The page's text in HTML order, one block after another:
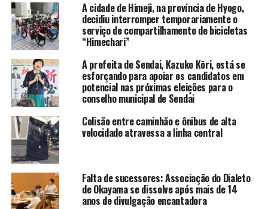
A cidade de Himeji, na província de Hyogo,
decidiu interromper temporariamente o
serviço de compartilhamento de bicicletas
“Himechari”
A prefeita de Sendai, Kazuko Kōri, está se
esforçando para apoiar os candidatos em
potencial nas próximas eleições para o
conselho municipal de Sendai
Colisão entre caminhão e ônibus de alta
velocidade atravessa a linha central
Falta de sucessores: Associação do Dialeto
de Okayama se dissolve após mais de 14
anos de divulgação encantadora